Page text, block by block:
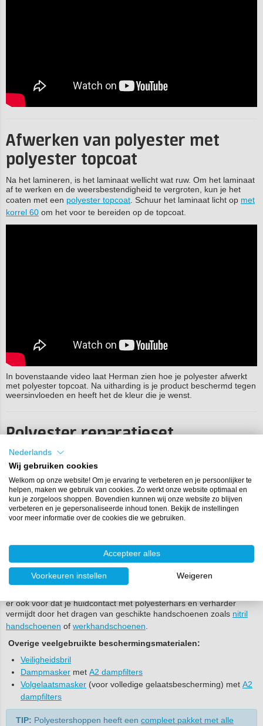
Afwerken van polyester met
polyester topcoat
Na het lamineren, is het laminaat wellicht wat ruw. Om het laminaat
af te werken en de weersbestendigheid te vergroten, kun je het
coaten met een polyester topcoat . Schuur het laminaat licht op met
korrel 60 om het voor te bereiden op de topcoat.
In bovenstaande video laat Herman zien hoe je polyester afwerkt
met polyester topcoat. Na uitharding is je product beschermd tegen
weersinvloeden en heeft het de kleur die je wenst.
Polyester reparatieset
Koop je polyester reparatieset bij Polyestershoppen.nl. Onze set is
compleet uitgerust met al het benodigde gereedschap voor het
uitvoeren van diverse reparaties. Alles zit in de set! Repareer
eenvoudig gaten, scheuren en breuken in polyester voorwerpen.
Naast een kleine reparatieset hebben we ook een polyester
reparatieset voor de wat grotere projecten. Hier hebben we
bijvoorbeeld hetlamineerpakketvoor.
Persoonlijke bescherming
Styreendamp van polyester is schadelijk voor gezondheid en
millieu. Ventileer de ruimte waar je gaat werken goed en draag bij
er ook voor dat je huidcontact met polyesterhars en verharder
vermijdt door het dragen van geschikte handschoenen zoals nitril
handschoenen of werkhandschoenen.
Overige veelgebruikte beschermingsmaterialen:
Veiligheidsbril
Dampmasker met A2 dampfilters
Volgelaatsmasker (voor volledige gelaatsbescherming) met A2
dampfilters
TIP: Polyestershoppen heeft een compleet pakket met alle
Nederlands
Wij gebruiken cookies
Welkom op onze website! Om je ervaring te verbeteren en je persoonlijker te
helpen, maken we gebruik van cookies. Zo werkt onze website optimaal en
kun je zorgeloos shoppen. Bovendien kunnen wij onze website zo blijven
verbeteren en je gepersonaliseerde inhoud tonen. Bekijk de instellingen
voor meer informatie over de cookies die we gebruiken.
Accepteer alles
Voorkeuren instellen Weigeren